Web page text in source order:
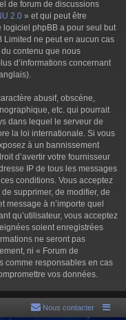
de forum de discussions
2.0 » et qui peut être
logiciel phpBB a pour seul but
Limited ne peut en aucun cas
contenu que nous
d’informations concernant
abusif, obscène,
etc. qui pourrait
dans lequel le serveur de
la loi internationale. Si vous
à un bannissement
d’avertir votre fournisseur
IP de tous les messages
conditions. Vous acceptez
supprimer, de modifier, de
message à n’importe quel
qu’utilisateur, vous acceptez
soient enregistrées
ne seront pas
ni « Forum de
comme responsables en cas
vos données.
Nous contacter